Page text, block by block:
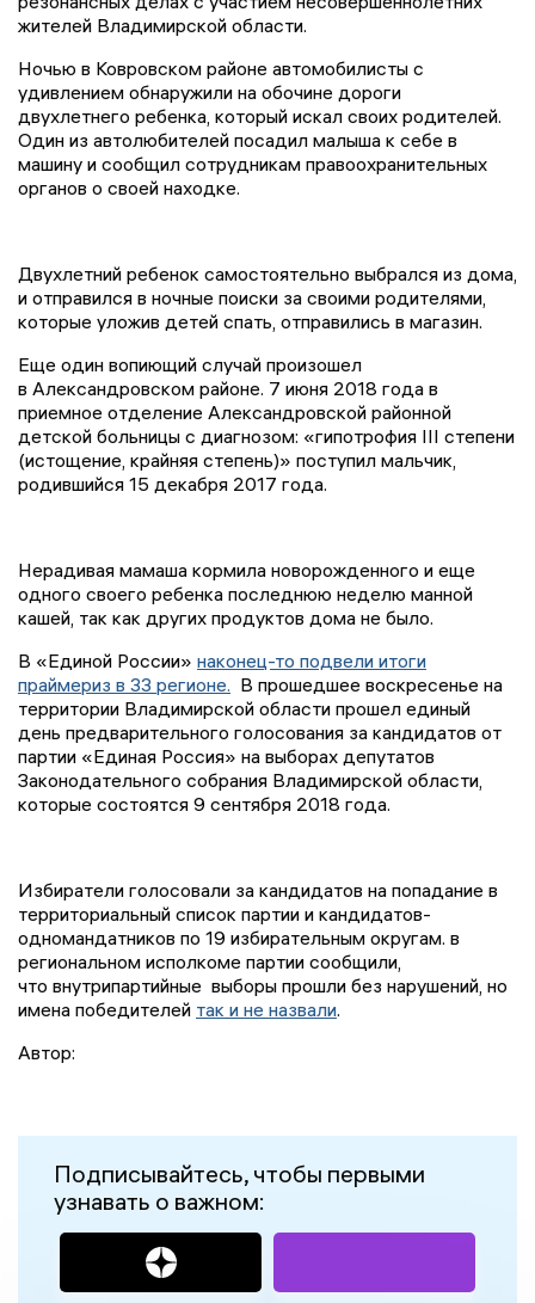
жителей Владимирской области.
Ночью в Ковровском районе автомобилисты с
удивлением обнаружили на обочине дороги
двухлетнего ребенка, который искал своих родителей.
Один из автолюбителей посадил малыша к себе в
машину и сообщил сотрудникам правоохранительных
органов о своей находке.
Двухлетний ребенок самостоятельно выбрался из дома,
и отправился в ночные поиски за своими родителями,
которые уложив детей спать, отправились в магазин.
Еще один вопиющий случай произошел
в Александровском районе. 7 июня 2018 года в
приемное отделение Александровской районной
детской больницы с диагнозом: «гипотрофия III степени
(истощение, крайняя степень)» поступил мальчик,
родившийся 15 декабря 2017 года.
Нерадивая мамаша кормила новорожденного и еще
одного своего ребенка последнюю неделю манной
кашей, так как других продуктов дома не было.
В «Единой России» наконец-то подвели итоги
праймериз в 33 регионе. В прошедшее воскресенье на
территории Владимирской области прошел единый
день предварительного голосования за кандидатов от
партии «Единая Россия» на выборах депутатов
Законодательного собрания Владимирской области,
которые состоятся 9 сентября 2018 года.
Избиратели голосовали за кандидатов на попадание в
территориальный список партии и кандидатов-
одномандатников по 19 избирательным округам. в
региональном исполкоме партии сообщили,
что внутрипартийные выборы прошли без нарушений, но
имена победителей так и не назвали.
Автор:
Подписывайтесь, чтобы первыми
узнавать о важном: